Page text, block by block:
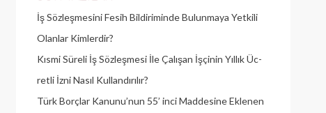
İş Sözleşmesini Fesih Bildiriminde Bulunmaya Yetkili
Olanlar Kimlerdir?
Kısmi Süreli İş Sözleşmesi İle Çalışan İşçinin Yıllık Üc­
retli İzni Nasıl Kullandırılır?
Türk Borçlar Kanunu’nun 55’ inci Maddesine Eklenen